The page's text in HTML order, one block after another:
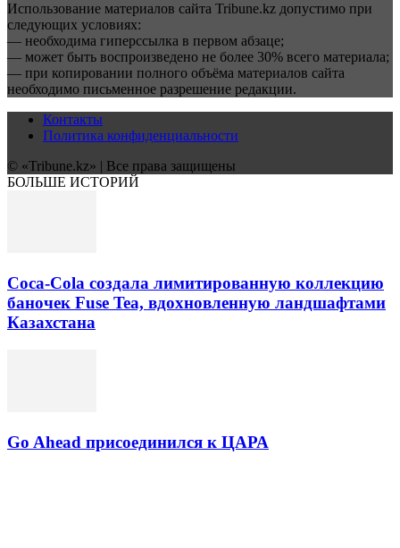
Использование материалов сайта Tribune.kz допустимо при
следующих условиях:
— необходима гиперссылка в первом абзаце;
— может быть воспроизведено не более 30% всего материала;
— при копировании полного объёма материалов сайта
необходимо письменное разрешение редакции.
Контакты
Политика конфиденциальности
© «Tribune.kz» | Все права защищены
БОЛЬШЕ ИСТОРИЙ
Coca-Cola создала лимитированную коллекцию
баночек Fuse Tea, вдохновленную ландшафтами
Казахстана
Go Ahead присоединился к ЦАРА